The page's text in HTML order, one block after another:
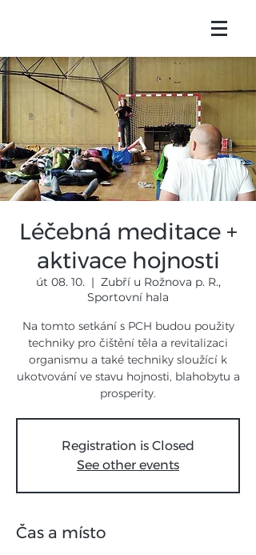
Léčebná meditace +
aktivace hojnosti
út 08. 10.
  |
Zubří u Rožnova p. R.,
Sportovní hala
Na tomto setkání s PCH budou použity
techniky pro čištění těla a revitalizaci
organismu a také techniky sloužící k
ukotvování ve stavu hojnosti, blahobytu a
prosperity.
Registration is Closed
See other events
Čas a místo